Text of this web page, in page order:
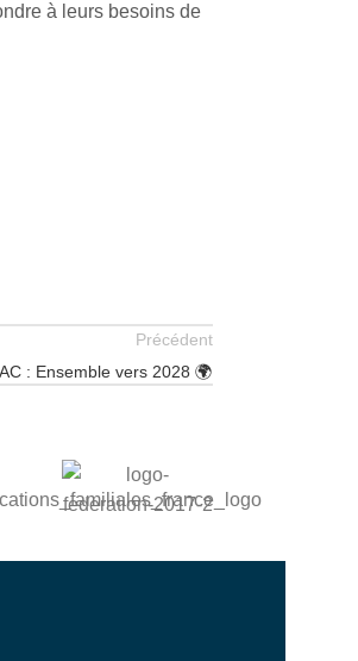
à leurs besoins de
Précédent
: Ensemble vers 2028 🌍